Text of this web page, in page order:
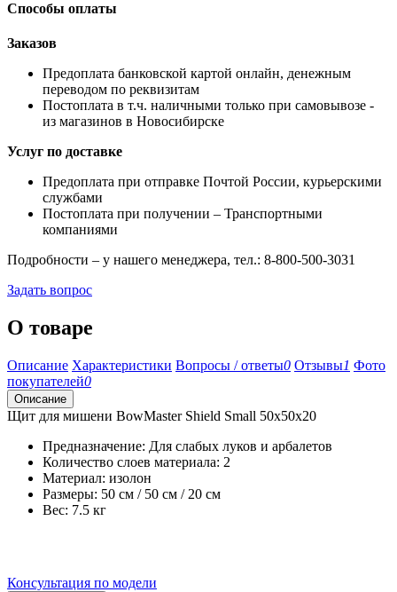
Способы оплаты
Заказов
Предоплата банковской картой онлайн, денежным
переводом по реквизитам
Постоплата в т.ч. наличными только при самовывозе -
из магазинов в Новосибирске
Услуг по доставке
Предоплата при отправке Почтой России, курьерскими
службами
Постоплата при получении – Транспортными
компаниями
Подробности – у нашего менеджера, тел.: 8-800-500-3031
Задать вопрос
О товаре
Описание Характеристики Вопросы / ответы0 Отзывы1 Фото
покупателей0
Описание
Щит для мишени BowMaster Shield Small 50х50x20
Предназначение: Для слабых луков и арбалетов
Количество слоев материала: 2
Материал: изолон
Размеры: 50 см / 50 см / 20 см
Вес: 7.5 кг
Консультация по модели